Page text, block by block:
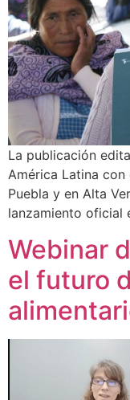
La publicación
América Latina
Puebla y en Alta
lanzamiento oficial
Webinar
el futuro